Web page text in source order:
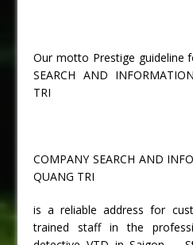
Our motto Prestige guideline
SEARCH AND
TRI
COMPANY SEARCH AND
QUANG TRI
is a reliable address for
trained staff in the